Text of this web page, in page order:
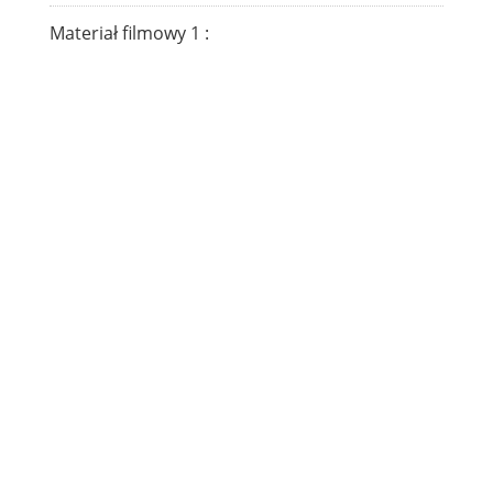
Materiał filmowy 1 :